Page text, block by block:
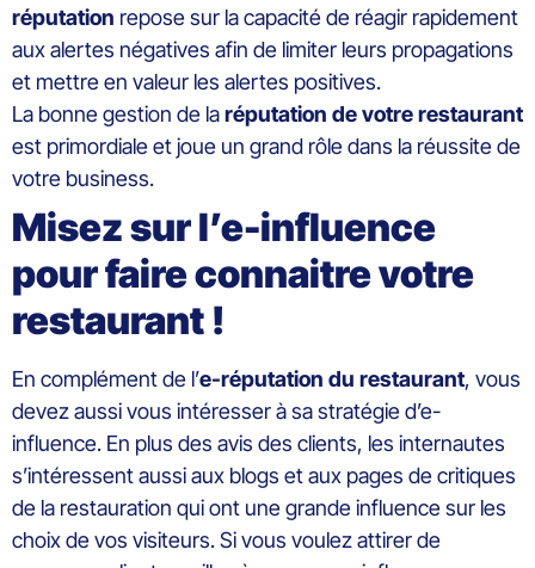
réputation repose sur la capacité de réagir rapidement
aux alertes négatives afin de limiter leurs propagations
et mettre en valeur les alertes positives.
La bonne gestion de laréputation de votre restaurant
est primordiale et joue un grand rôle dans la réussite de
votre business.
Misez sur l’e-influence
pour faire connaitre votre
restaurant !
En complément de l’e-réputation du restaurant, vous
devez aussi vous intéresser à sa stratégie d’e-
influence. En plus des avis des clients, les internautes
s’intéressent aussi aux blogs et aux pages de critiques
de la restauration qui ont une grande influence sur les
choix de vos visiteurs. Si vous voulez attirer de